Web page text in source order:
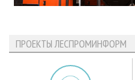
ПРОЕКТЫ ЛЕСПРОМИНФОРМ